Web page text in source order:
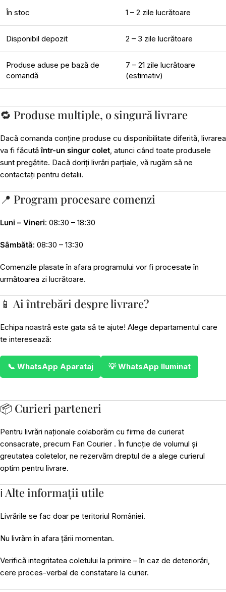
În stoc 1 – 2 zile lucrătoare
Disponibil depozit 2 – 3 zile lucrătoare
Produse aduse pe bază de
comandă
7 – 21 zile lucrătoare
(estimativ)
🔁 Produse multiple, o singură livrare
Dacă comanda conține produse cu disponibilitate diferită, livrarea
va fi făcutăîntr-un singur colet, atunci când toate produsele
sunt pregătite. Dacă doriți livrări parțiale, vă rugăm să ne
contactați pentru detalii.
📍 Program procesare comenzi
Luni – Vineri: 08:30 – 18:30
Sâmbătă: 08:30 – 13:30
Comenzile plasate în afara programului vor fi procesate în
următoarea zi lucrătoare.
📱 Ai întrebări despre livrare?
Echipa noastră este gata să te ajute! Alege departamentul care
te interesează:
📞 WhatsApp Aparataj 💡 WhatsApp Iluminat
📦 Curieri parteneri
Pentru livrări naționale colaborăm cu firme de curierat
consacrate, precum Fan Courier . În funcție de volumul și
greutatea coletelor, ne rezervăm dreptul de a alege curierul
optim pentru livrare.
ℹ️ Alte informații utile
Livrările se fac doar pe teritoriul României.
Nu livrăm în afara țării momentan.
Verifică integritatea coletului la primire – în caz de deteriorări,
cere proces-verbal de constatare la curier.